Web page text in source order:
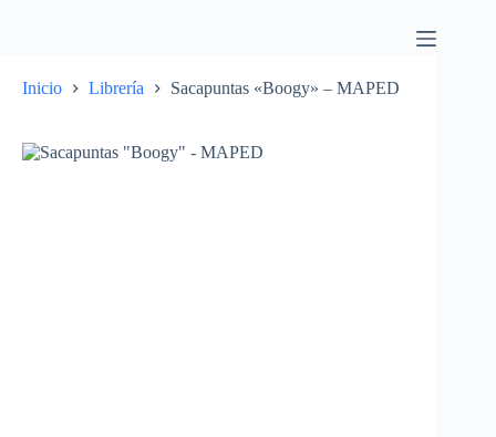
Inicio Librería Sacapuntas «Boogy» – MAPED